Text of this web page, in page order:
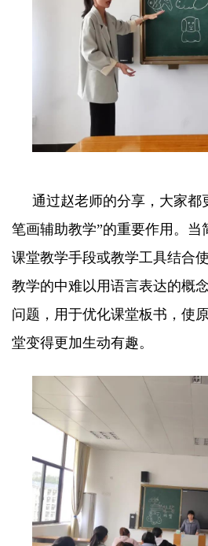
通过赵老师的分享，大家都
笔画辅助教学”的重要作用。当
课堂教学手段或教学工具结合
教学的中难以用语言表达的概
问题，用于优化课堂板书，使
堂变得更加生动有趣。